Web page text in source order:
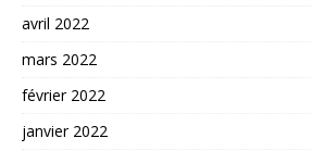
avril 2022
mars 2022
février 2022
janvier 2022